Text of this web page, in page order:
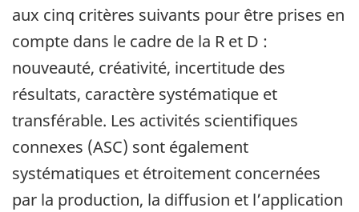
aux cinq critères suivants pour être prises en
compte dans le cadre de la R et D :
nouveauté, créativité, incertitude des
résultats, caractère systématique et
transférable. Les activités scientifiques
connexes (ASC) sont également
systématiques et étroitement concernées
par la production, la diffusion et l’application